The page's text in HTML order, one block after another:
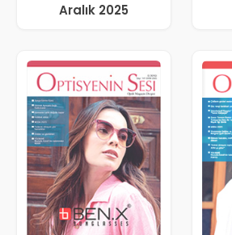
Aralık 2025